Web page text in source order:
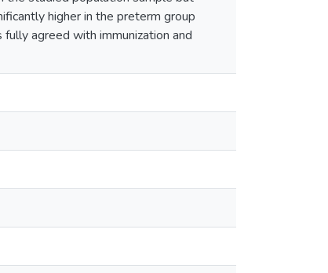
higher in the preterm group
agreed with immunization and